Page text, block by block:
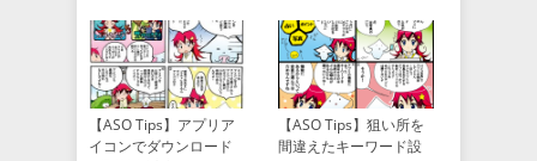
【ASO Tips】アプリア
イコンでダウンロード
【ASO Tips】狙い所を
間違えたキーワード設